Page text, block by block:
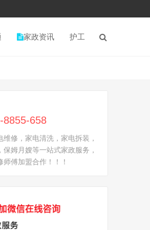
家政资讯 护工
8855-658
修，家电清洗，家电拆装，
姆月嫂等一站式家政服务，
傅加盟合作！！！